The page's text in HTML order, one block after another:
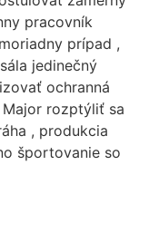
pracovník
prípad ,
jedinečný
ochranná
rozptýliť sa
, produkcia
športovanie so